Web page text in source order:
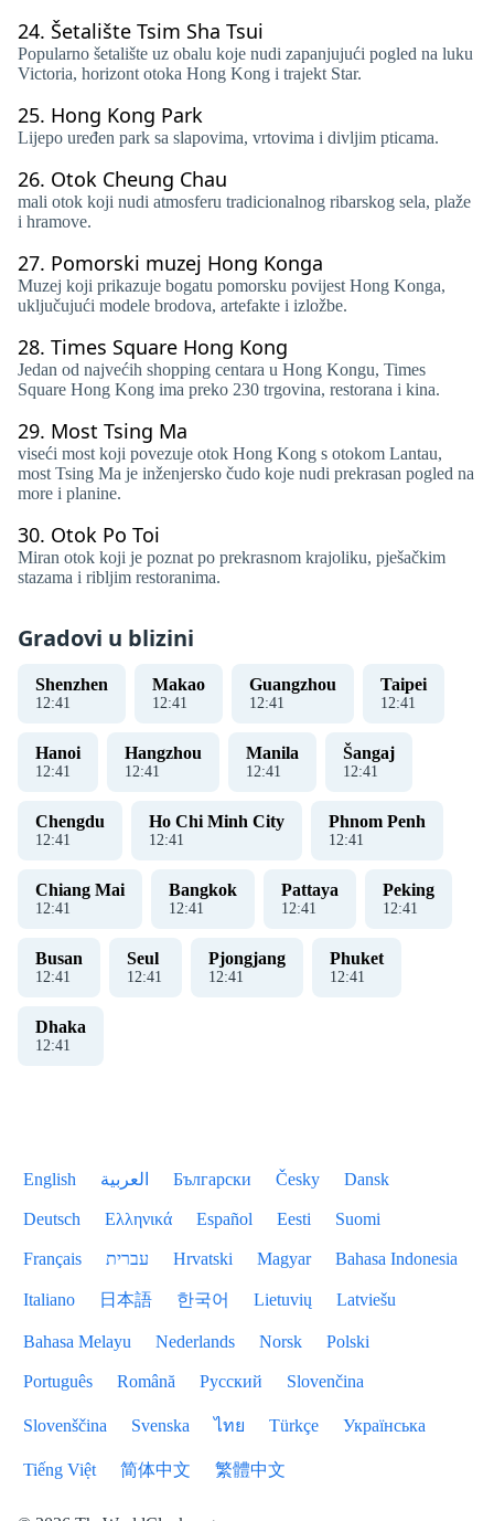
24. Šetalište Tsim Sha Tsui
Popularno šetalište uz obalu koje nudi zapanjujući pogled na luku
Victoria, horizont otoka Hong Kong i trajekt Star.
25. Hong Kong Park
Lijepo uređen park sa slapovima, vrtovima i divljim pticama.
26. Otok Cheung Chau
mali otok koji nudi atmosferu tradicionalnog ribarskog sela, plaže
i hramove.
27. Pomorski muzej Hong Konga
Muzej koji prikazuje bogatu pomorsku povijest Hong Konga,
uključujući modele brodova, artefakte i izložbe.
28. Times Square Hong Kong
Jedan od najvećih shopping centara u Hong Kongu, Times
Square Hong Kong ima preko 230 trgovina, restorana i kina.
29. Most Tsing Ma
viseći most koji povezuje otok Hong Kong s otokom Lantau,
most Tsing Ma je ​​inženjersko čudo koje nudi prekrasan pogled na
more i planine.
30. Otok Po Toi
Miran otok koji je poznat po prekrasnom krajoliku, pješačkim
stazama i ribljim restoranima.
Gradovi u blizini
Shenzhen
12:41
Makao
12:41
Guangzhou
12:41
Taipei
12:41
Hanoi
12:41
Hangzhou
12:41
Manila
12:41
Šangaj
12:41
Chengdu
12:41
Ho Chi Minh City
12:41
Phnom Penh
12:41
Chiang Mai
12:41
Bangkok
12:41
Pattaya
12:41
Peking
12:41
Busan
12:41
Seul
12:41
Pjongjang
12:41
Phuket
12:41
Dhaka
12:41
English العربية Български Česky Dansk
Deutsch Ελληνικά Español Eesti Suomi
Français עברית Hrvatski Magyar Bahasa Indonesia
Italiano 日本語 한국어 Lietuvių Latviešu
Bahasa Melayu Nederlands Norsk Polski
Português Română Русский Slovenčina
Slovenščina Svenska ไทย Türkçe Українська
Tiếng Việt 简体中文 繁體中文